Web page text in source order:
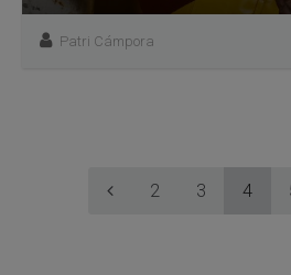
Patri Cámpora
2 3 4